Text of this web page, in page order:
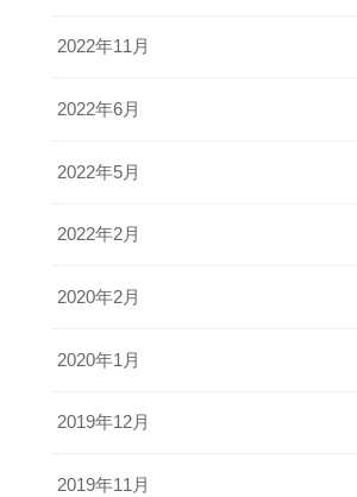
2022年11月
2022年6月
2022年5月
2022年2月
2020年2月
2020年1月
2019年12月
2019年11月